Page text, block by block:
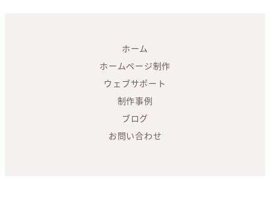
ホーム
ホームページ制作
ウェブサポート
制作事例
ブログ
お問い合わせ